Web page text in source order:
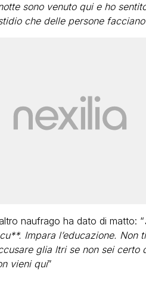
sono venuto qui e ho
che delle persone
naufrago ha dato di matto: “
Impara l’educazione. Non
glia ltri se non sei certo
vieni qui”